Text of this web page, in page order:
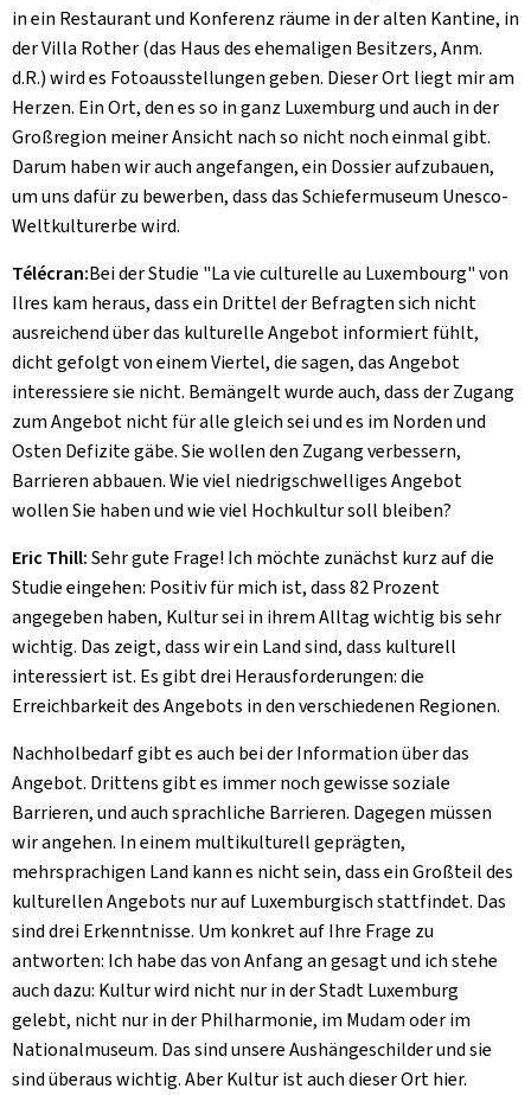
in ein Restaurant und Konferenz räume in der alten Kantine, in
der Villa Rother (das Haus des ehemaligen Besitzers, Anm.
d.R.) wird es Fotoausstellungen geben. Dieser Ort liegt mir am
Herzen. Ein Ort, den es so in ganz Luxemburg und auch in der
Großregion meiner Ansicht nach so nicht noch einmal gibt.
Darum haben wir auch angefangen, ein Dossier aufzubauen,
um uns dafür zu bewerben, dass das Schiefermuseum Unesco-
Weltkulturerbe wird.
Télécran:Bei der Studie "La vie culturelle au Luxembourg" von
Ilres kam heraus, dass ein Drittel der Befragten sich nicht
ausreichend über das kulturelle Angebot informiert fühlt,
dicht gefolgt von einem Viertel, die sagen, das Angebot
interessiere sie nicht. Bemängelt wurde auch, dass der Zugang
zum Angebot nicht für alle gleich sei und es im Norden und
Osten Defizite gäbe. Sie wollen den Zugang verbessern,
Barrieren abbauen. Wie viel niedrigschwelliges Angebot
wollen Sie haben und wie viel Hochkultur soll bleiben?
Eric Thill:Sehr gute Frage! Ich möchte zunächst kurz auf die
Studie eingehen: Positiv für mich ist, dass 82 Prozent
angegeben haben, Kultur sei in ihrem Alltag wichtig bis sehr
wichtig. Das zeigt, dass wir ein Land sind, dass kulturell
interessiert ist. Es gibt drei Herausforderungen: die
Erreichbarkeit des Angebots in den verschiedenen Regionen.
Nachholbedarf gibt es auch bei der Information über das
Angebot. Drittens gibt es immer noch gewisse soziale
Barrieren, und auch sprachliche Barrieren. Dagegen müssen
wir angehen. In einem multikulturell geprägten,
mehrsprachigen Land kann es nicht sein, dass ein Großteil des
kulturellen Angebots nur auf Luxemburgisch stattfindet. Das
sind drei Erkenntnisse. Um konkret auf Ihre Frage zu
antworten: Ich habe das von Anfang an gesagt und ich stehe
auch dazu: Kultur wird nicht nur in der Stadt Luxemburg
gelebt, nicht nur in der Philharmonie, im Mudam oder im
Nationalmuseum. Das sind unsere Aushängeschilder und sie
sind überaus wichtig. Aber Kultur ist auch dieser Ort hier.